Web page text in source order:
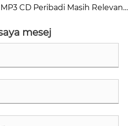
Terbaik untuk Pencinta Muzik
CD Peribadi Masih Relevan
mesej